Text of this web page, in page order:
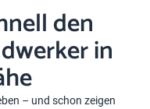
den
in
– und schon zeigen